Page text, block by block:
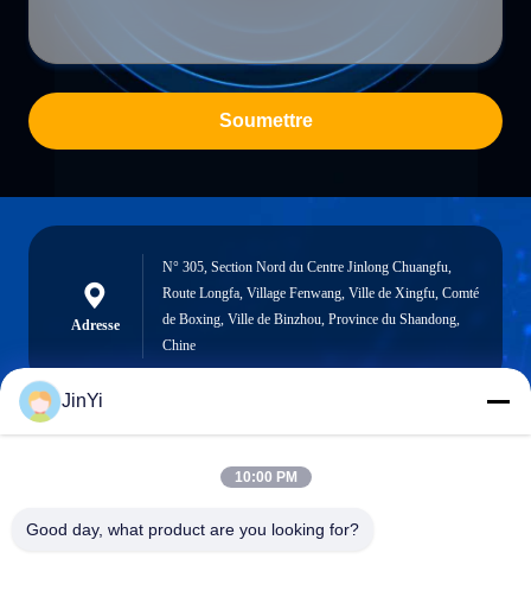
Soumettre
Adresse
N° 305, Section Nord du Centre Jinlong Chuangfu,
Route Longfa, Village Fenwang, Ville de Xingfu, Comté
de Boxing, Ville de Binzhou, Province du Shandong,
Chine
chenshasha1867@gmail.com
JinYi
10:00 PM
Good day, what product are you looking for?